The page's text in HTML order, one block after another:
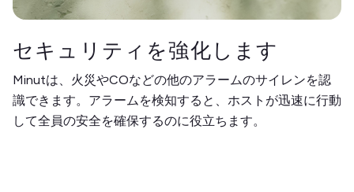
セキュリティを強化します
Minutは、火災やCOなどの他のアラームのサイレンを認
識できます。アラームを検知すると、ホストが迅速に行動
して全員の安全を確保するのに役立ちます。